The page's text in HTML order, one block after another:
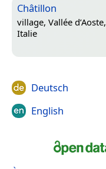
Châtillon
village, Vallée d’Aoste,
Italie
Deutsch
English